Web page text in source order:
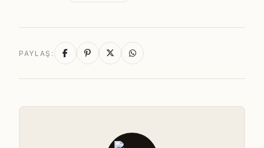
PAYLAŞ: